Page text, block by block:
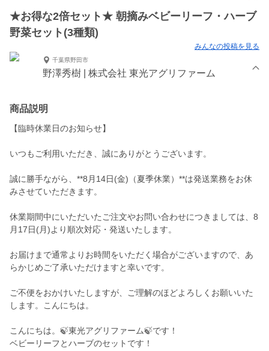
★お得な2倍セット★ 朝摘みベビーリーフ・ハーブ
野菜セット(3種類)
みんなの投稿を見る
千葉県野田市
野澤秀樹 | 株式会社 東光アグリファーム
商品説明
【臨時休業日のお知らせ】
いつもご利用いただき、誠にありがとうございます。
誠に勝手ながら、**8月14日(金)（夏季休業）**は発送業務をお休
みさせていただきます。
休業期間中にいただいたご注文やお問い合わせにつきましては、8
月17日(月)より順次対応・発送いたします。
お届けまで通常よりお時間をいただく場合がございますので、あ
らかじめご了承いただけますと幸いです。
ご不便をおかけいたしますが、ご理解のほどよろしくお願いいた
します。こんにちは。
こんにちは。🍃東光アグリファーム🍃です！
ベビーリーフとハーブのセットです！